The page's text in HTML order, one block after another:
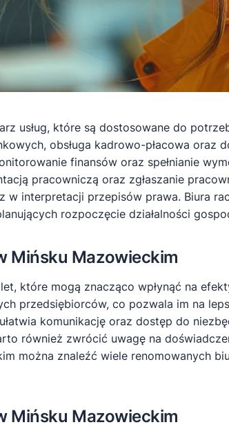
usług, które są dostosowane do
obsługa kadrowo-płacowa
finansów oraz spełnianie
pracowniczą oraz zgłaszanie
interpretacji przepisów prawa. Biura
rozpoczęcie działalności
Mińsku Mazowieckim
które mogą znacząco wpłynąć na
przedsiębiorców, co pozwala im na
komunikację oraz dostęp do
również zwrócić uwagę na
można znaleźć wiele renomowanych
Mińsku Mazowieckim